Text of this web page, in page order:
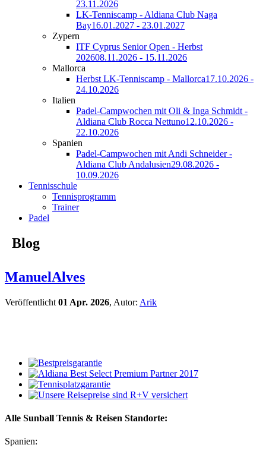
23.11.2026
LK-Tenniscamp - Aldiana Club Naga
Bay16.01.2027 - 23.01.2027
Zypern
ITF Cyprus Senior Open - Herbst
202608.11.2026 - 15.11.2026
Mallorca
Herbst LK-Tenniscamp - Mallorca17.10.2026 -
24.10.2026
Italien
Padel-Campwochen mit Oli & Inga Schmidt -
Aldiana Club Rocca Nettuno12.10.2026 -
22.10.2026
Spanien
Padel-Campwochen mit Andi Schneider -
Aldiana Club Andalusien29.08.2026 -
10.09.2026
Tennisschule
Tennisprogramm
Trainer
Padel
Blog
ManuelAlves
Veröffentlicht 01 Apr. 2026, Autor: Arik
Alle Sunball Tennis & Reisen Standorte:
Spanien: